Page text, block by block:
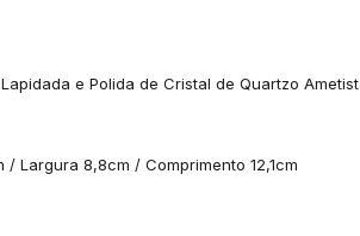
e Polida de Cristal de Quartzo
Largura 8,8cm / Comprimento 12,1cm